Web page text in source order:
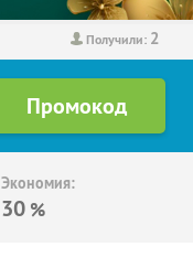
Получили: 2
Экономия:
30 %